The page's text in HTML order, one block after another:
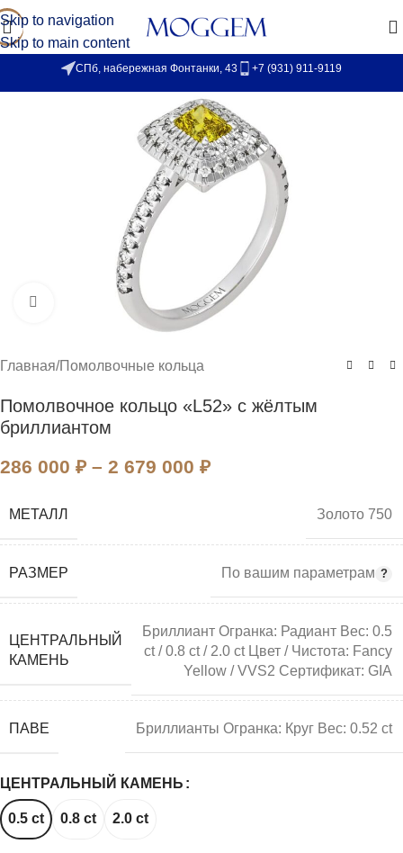
Skip to navigation
Skip to main content
СПб, набережная Фонтанки, 43 +7 (931) 911-9119
Увеличить
Главная/Помолвочные кольца
Помолвочное кольцо «L52» с жёлтым
бриллиантом
286 000 ₽ – 2 679 000 ₽
МЕТАЛЛ Золото 750
РАЗМЕР По вашим параметрам
ЦЕНТРАЛЬНЫЙ
КАМЕНЬ
Бриллиант Огранка: Радиант Вес: 0.5
ct / 0.8 ct / 2.0 ct Цвет / Чистота: Fancy
Yellow / VVS2 Сертификат: GIA
ПАВЕ Бриллианты Огранка: Круг Вес: 0.52 ct
ЦЕНТРАЛЬНЫЙ КАМЕНЬ
0.5 ct 0.8 ct 2.0 ct